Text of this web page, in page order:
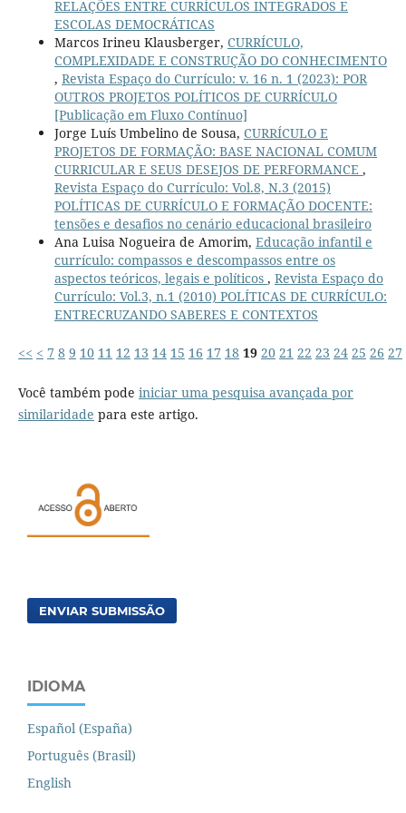
RELAÇÕES ENTRE CURRÍCULOS INTEGRADOS E
ESCOLAS DEMOCRÁTICAS
Marcos Irineu Klausberger, CURRÍCULO,
COMPLEXIDADE E CONSTRUÇÃO DO CONHECIMENTO
, Revista Espaço do Currículo: v. 16 n. 1 (2023): POR
OUTROS PROJETOS POLÍTICOS DE CURRÍCULO
[Publicação em Fluxo Contínuo]
Jorge Luís Umbelino de Sousa, CURRÍCULO E
PROJETOS DE FORMAÇÃO: BASE NACIONAL COMUM
CURRICULAR E SEUS DESEJOS DE PERFORMANCE ,
Revista Espaço do Currículo: Vol.8, N.3 (2015)
POLÍTICAS DE CURRÍCULO E FORMAÇÃO DOCENTE:
tensões e desafios no cenário educacional brasileiro
Ana Luisa Nogueira de Amorim, Educação infantil e
currículo: compassos e descompassos entre os
aspectos teóricos, legais e políticos , Revista Espaço do
Currículo: Vol.3, n.1 (2010) POLÍTICAS DE CURRÍCULO:
ENTRECRUZANDO SABERES E CONTEXTOS
<< < 7 8 9 10 11 12 13 14 15 16 17 18 19 20 21 22 23 24 25 26 27
Você também pode iniciar uma pesquisa avançada por
similaridade para este artigo.
ENVIAR SUBMISSÃO
IDIOMA
Español (España)
Português (Brasil)
English